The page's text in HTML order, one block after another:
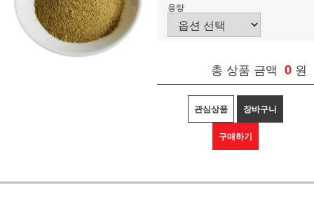
용량
총 상품 금액 0 원
관심상품 장바구니
구매하기